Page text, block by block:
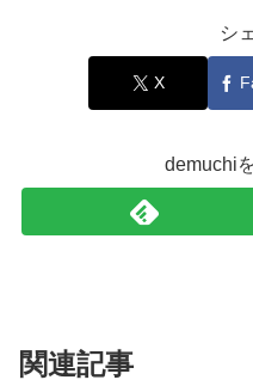
シ
X
demuchi
関連記事